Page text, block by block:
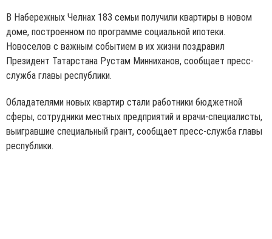
В Набережных Челнах 183 семьи получили квартиры в новом
доме, построенном по программе социальной ипотеки.
Новоселов с важным событием в их жизни поздравил
Президент Татарстана Рустам Минниханов, сообщает пресс-
служба главы республики.
Обладателями новых квартир стали работники бюджетной
сферы, сотрудники местных предприятий и врачи-специалисты,
выигравшие специальный грант, сообщает пресс-служба главы
республики.